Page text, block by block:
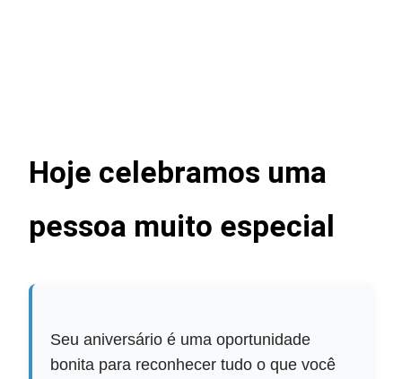
Hoje celebramos uma
pessoa muito especial
Seu aniversário é uma oportunidade
bonita para reconhecer tudo o que você